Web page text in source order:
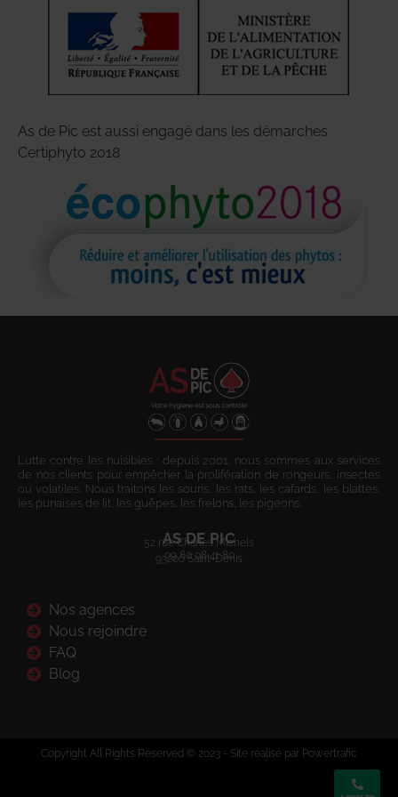
As de Pic est aussi engagé dans les démarches
Certiphyto 2018
Lutte contre les nuisibles : depuis 2001, nous sommes aux services
de nos clients pour empêcher la prolifération de rongeurs, insectes
ou volatiles. Nous traitons les souris, les rats, les cafards, les blattes,
les punaises de lit, les guêpes, les frelons, les pigeons.
AS DE PIC
52 rue Charles Michels
93200 Saint-Denis
09 80 08 41 80
Nos agences
Nous rejoindre
FAQ
Blog
Copyright All Rights Reserved © 2023 - Site réalisé par Powertrafic